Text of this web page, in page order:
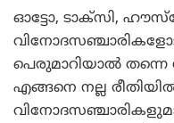
ഓട്ടോ, ടാക്‌സി,
പെരുമാറിയാല്‍ തന്നെ
എങ്ങനെ നല്ല